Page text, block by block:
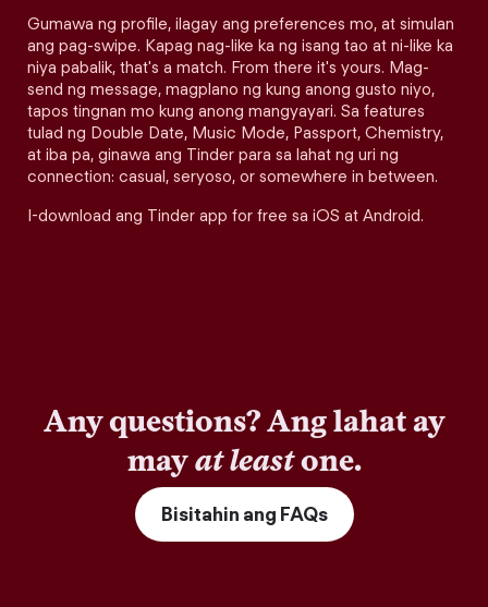
Gumawa ng profile, ilagay ang preferences mo, at simulan
ang pag-swipe. Kapag nag-like ka ng isang tao at ni-like ka
niya pabalik, that's a match. From there it's yours. Mag-
send ng message, magplano ng kung anong gusto niyo,
tapos tingnan mo kung anong mangyayari. Sa features
tulad ng Double Date, Music Mode, Passport, Chemistry,
at iba pa, ginawa ang Tinder para sa lahat ng uri ng
connection: casual, seryoso, or somewhere in between.
I-download ang Tinder app for free sa iOS at Android.
Any questions? Ang lahat ay
mayat leastone.
Bisitahin ang FAQs